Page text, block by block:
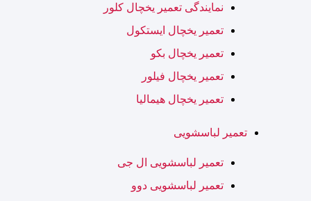
نمایندگی تعمیر یخچال کلور
تعمیر یخچال ایستکول
تعمیر یخچال بکو
تعمیر یخچال فیلور
تعمیر یخچال هیمالیا
تعمیر لباسشویی
تعمیر لباسشویی ال جی
تعمیر لباسشویی دوو